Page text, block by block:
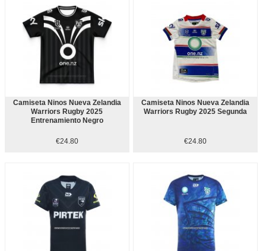
Camiseta Ninos Nueva Zelandia
Warriors Rugby 2025
Entrenamiento Negro
€24.80
Camiseta Ninos Nueva Zelandia
Warriors Rugby 2025 Segunda
€24.80